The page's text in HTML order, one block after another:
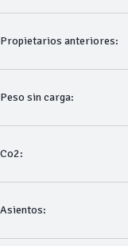
Propietarios anteriores:
Peso sin carga:
Co2:
Asientos: